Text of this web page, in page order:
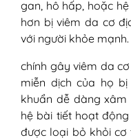
gan, hô hấp, hoặc
hơn bị viêm da cơ
với người khỏe
chính gây viêm da
miễn dịch của họ
khuẩn dễ dàng
hệ bài tiết hoạt
được loại bỏ khỏi cơ